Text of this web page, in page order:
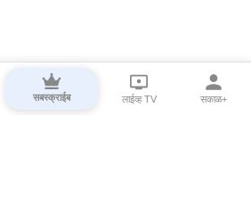
सबस्क्राईब लाईव्ह TV सकाळ+